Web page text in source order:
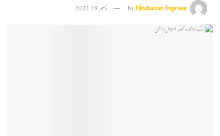
byHindustan Express دسمبر 18, 2023